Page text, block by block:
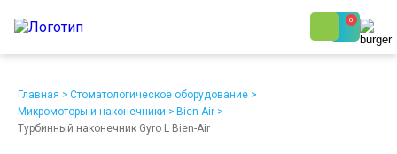
0
Ежедневно с 9:00 до 19:00
Главная > Стоматологическое оборудование >
Микромоторы и наконечники > Bien Air >
Турбинный наконечник Gyro L Bien-Air